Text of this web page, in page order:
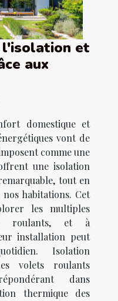
l'isolation et
aux
domestique et
vont de
comme une
une isolation
tout en
habitations. Cet
les multiples
roulants, et à
installation peut
Isolation
volets roulants
dans
thermique des